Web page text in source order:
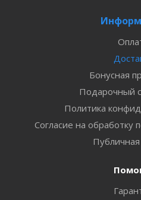
Бонусная
Подарочный
Политика
Согласие на обработку